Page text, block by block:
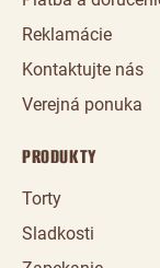
Reklamácie
Kontaktujte nás
Verejná ponuka
PRODUKTY
Torty
Sladkosti